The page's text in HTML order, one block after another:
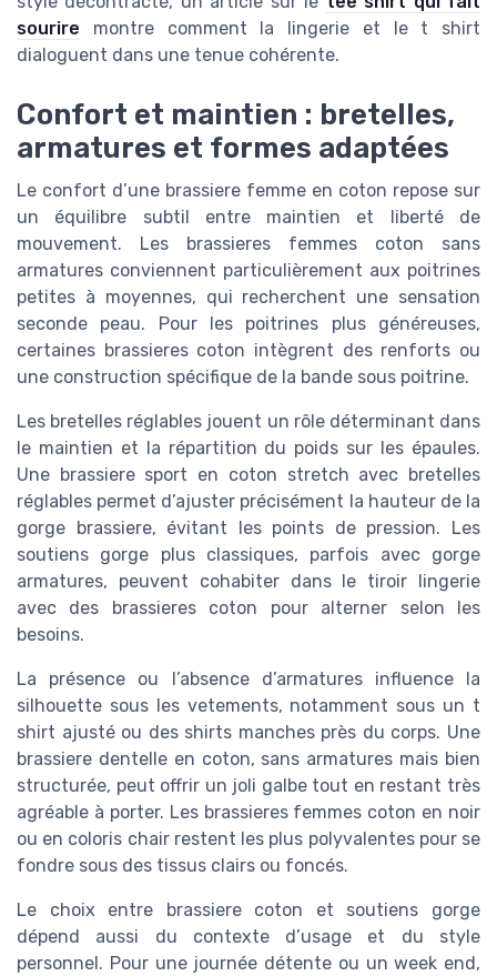
sourire montre comment la lingerie et le t shirt
dialoguent dans une tenue cohérente.
Confort et maintien : bretelles,
armatures et formes adaptées
Le confort d’une brassiere femme en coton repose sur
un équilibre subtil entre maintien et liberté de
mouvement. Les brassieres femmes coton sans
armatures conviennent particulièrement aux poitrines
petites à moyennes, qui recherchent une sensation
seconde peau. Pour les poitrines plus généreuses,
certaines brassieres coton intègrent des renforts ou
une construction spécifique de la bande sous poitrine.
Les bretelles réglables jouent un rôle déterminant dans
le maintien et la répartition du poids sur les épaules.
Une brassiere sport en coton stretch avec bretelles
réglables permet d’ajuster précisément la hauteur de la
gorge brassiere, évitant les points de pression. Les
soutiens gorge plus classiques, parfois avec gorge
armatures, peuvent cohabiter dans le tiroir lingerie
avec des brassieres coton pour alterner selon les
besoins.
La présence ou l’absence d’armatures influence la
silhouette sous les vetements, notamment sous un t
shirt ajusté ou des shirts manches près du corps. Une
brassiere dentelle en coton, sans armatures mais bien
structurée, peut offrir un joli galbe tout en restant très
agréable à porter. Les brassieres femmes coton en noir
ou en coloris chair restent les plus polyvalentes pour se
fondre sous des tissus clairs ou foncés.
Le choix entre brassiere coton et soutiens gorge
dépend aussi du contexte d’usage et du style
personnel. Pour une journée détente ou un week end,